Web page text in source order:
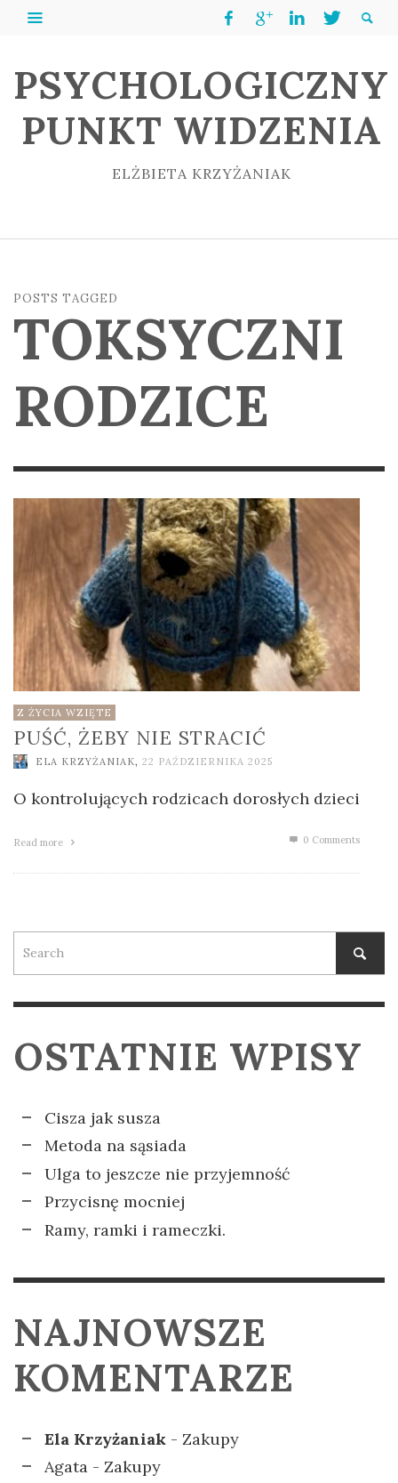
PSYCHOLOGICZNY
PUNKT WIDZENIA
ELŻBIETA KRZYŻANIAK
POSTS TAGGED
TOKSYCZNI
RODZICE
Z ŻYCIA WZIĘTE
PUŚĆ, ŻEBY NIE STRACIĆ
ELA KRZYŻANIAK, 22 PAŹDZIERNIKA 2025
O kontrolujących rodzicach dorosłych dzieci
Read more 0 Comments
OSTATNIE WPISY
Cisza jak susza
Metoda na sąsiada
Ulga to jeszcze nie przyjemność
Przycisnę mocniej
Ramy, ramki i rameczki.
NAJNOWSZE
KOMENTARZE
Ela Krzyżaniak - Zakupy
Agata - Zakupy